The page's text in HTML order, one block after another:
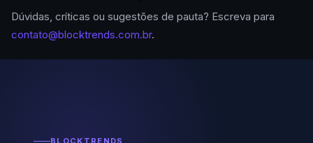
Dúvidas, críticas ou sugestões de pauta? Escreva para
contato@blocktrends.com.br.
BLOCKTRENDS